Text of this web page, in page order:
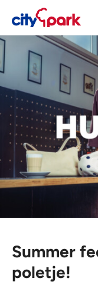
ponedeljek
PONEDELJEK
torek
TOREK
sreda
SREDA
četrtek
ČETRTEK
petek
PETEK
Summer
poletje!